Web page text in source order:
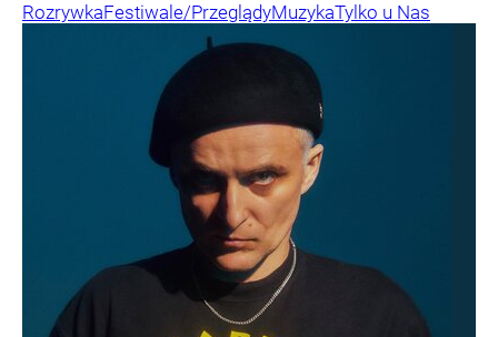
RozrywkaFestiwale/PrzeglądyMuzykaTylko u Nas